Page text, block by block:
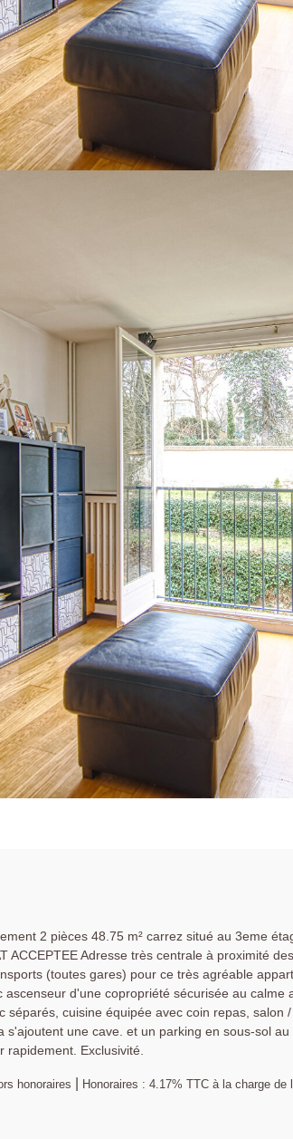
2 pièces 48.75 m² carrez situé au 3eme
ACCEPTEE Adresse très centrale à proximité
(toutes gares) pour ce très agréable
d'une copropriété sécurisée au calme
séparés, cuisine équipée avec coin repas, salon
s'ajoutent une cave. et un parking en sous-sol au
rapidement. Exclusivité.
honoraires Honoraires : 4.17% TTC à la charge de